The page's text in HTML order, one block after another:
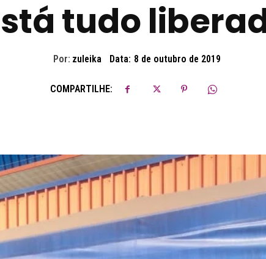
tudo
Por: zuleika Data: 8 de outubro de 2019
COMPARTILHE: